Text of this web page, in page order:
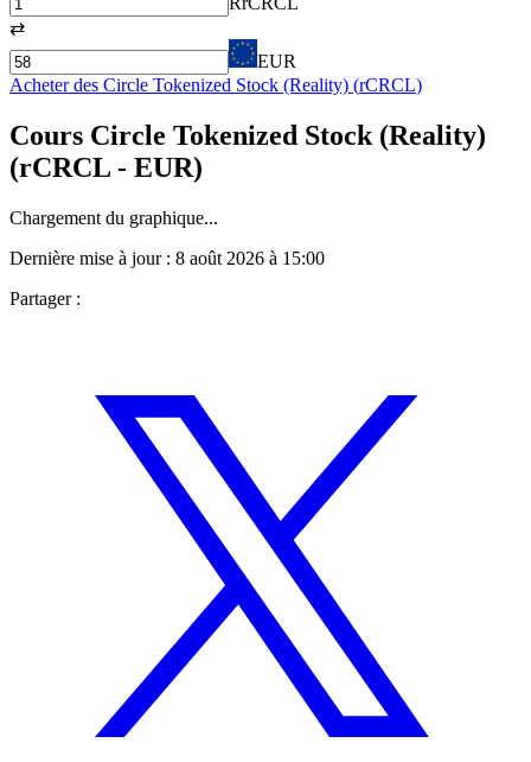
⇄
EUR
Acheter des Circle Tokenized Stock (Reality) (rCRCL)
Cours Circle Tokenized Stock (Reality)
(rCRCL - EUR)
Chargement du graphique...
Dernière mise à jour : 8 août 2026 à 15:00
Partager :